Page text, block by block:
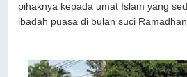
pihaknya kepada umat Islam yang
ibadah puasa di bulan suci